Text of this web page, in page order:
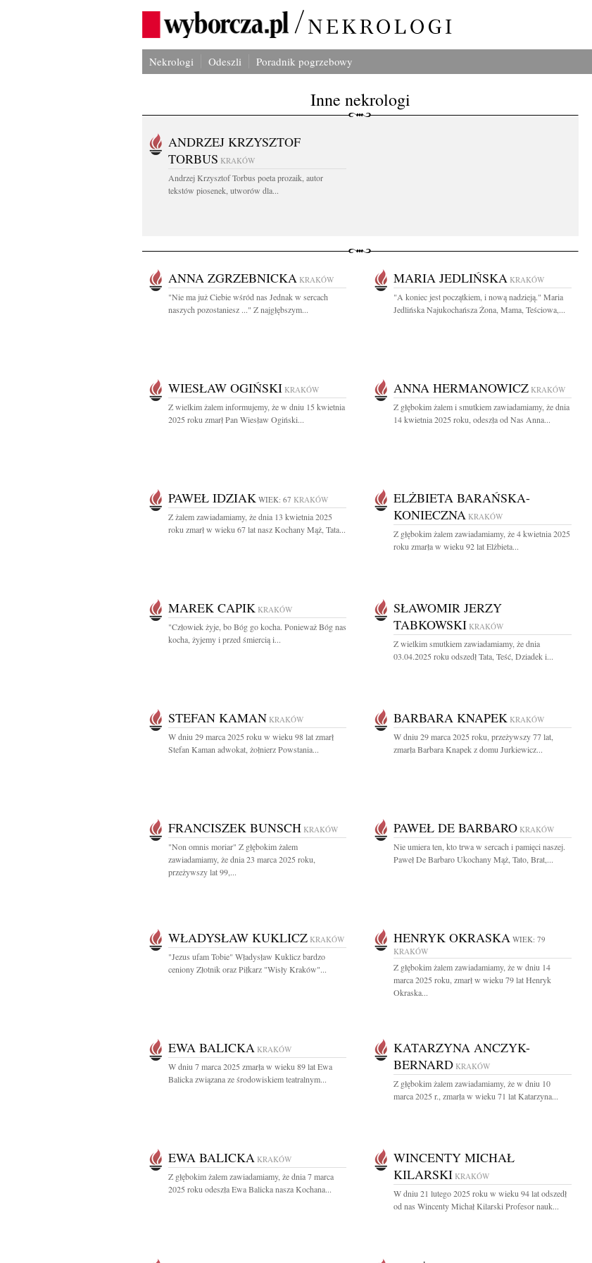
Nekrologi Odeszli Poradnik pogrzebowy
Inne nekrologi
ANDRZEJ KRZYSZTOF
TORBUS KRAKÓW
Andrzej Krzysztof Torbus poeta prozaik, autor
tekstów piosenek, utworów dla...
ANNA ZGRZEBNICKA KRAKÓW
"Nie ma już Ciebie wśród nas Jednak w sercach
naszych pozostaniesz ..." Z najgłębszym...
MARIA JEDLIŃSKA KRAKÓW
"A koniec jest początkiem, i nową nadzieją." Maria
Jedlińska Najukochańsza Żona, Mama, Teściowa,...
WIESŁAW OGIŃSKI KRAKÓW
Z wielkim żalem informujemy, że w dniu 15 kwietnia
2025 roku zmarł Pan Wiesław Ogiński...
ANNA HERMANOWICZ KRAKÓW
Z głębokim żalem i smutkiem zawiadamiamy, że dnia
14 kwietnia 2025 roku, odeszła od Nas Anna...
PAWEŁ IDZIAK WIEK: 67 KRAKÓW
Z żalem zawiadamiamy, że dnia 13 kwietnia 2025
roku zmarł w wieku 67 lat nasz Kochany Mąż, Tata...
ELŻBIETA BARAŃSKA-
KONIECZNA KRAKÓW
Z głębokim żalem zawiadamiamy, że 4 kwietnia 2025
roku zmarła w wieku 92 lat Elżbieta...
MAREK CAPIK KRAKÓW
"Człowiek żyje, bo Bóg go kocha. Ponieważ Bóg nas
kocha, żyjemy i przed śmiercią i...
SŁAWOMIR JERZY
TABKOWSKI KRAKÓW
Z wielkim smutkiem zawiadamiamy, że dnia
03.04.2025 roku odszedł Tata, Teść, Dziadek i...
STEFAN KAMAN KRAKÓW
W dniu 29 marca 2025 roku w wieku 98 lat zmarł
Stefan Kaman adwokat, żołnierz Powstania...
BARBARA KNAPEK KRAKÓW
W dniu 29 marca 2025 roku, przeżywszy 77 lat,
zmarła Barbara Knapek z domu Jurkiewicz...
FRANCISZEK BUNSCH KRAKÓW
"Non omnis moriar" Z głębokim żalem
zawiadamiamy, że dnia 23 marca 2025 roku,
przeżywszy lat 99,...
PAWEŁ DE BARBARO KRAKÓW
Nie umiera ten, kto trwa w sercach i pamięci naszej.
Paweł De Barbaro Ukochany Mąż, Tato, Brat,...
WŁADYSŁAW KUKLICZ KRAKÓW
"Jezus ufam Tobie" Władysław Kuklicz bardzo
ceniony Złotnik oraz Piłkarz "Wisły Kraków"...
HENRYK OKRASKA WIEK: 79
KRAKÓW
Z głębokim żalem zawiadamiamy, że w dniu 14
marca 2025 roku, zmarł w wieku 79 lat Henryk
Okraska...
EWA BALICKA KRAKÓW
W dniu 7 marca 2025 zmarła w wieku 89 lat Ewa
Balicka związana ze środowiskiem teatralnym...
KATARZYNA ANCZYK-
BERNARD KRAKÓW
Z głębokim żalem zawiadamiamy, że w dniu 10
marca 2025 r., zmarła w wieku 71 lat Katarzyna...
EWA BALICKA KRAKÓW
Z głębokim żalem zawiadamiamy, że dnia 7 marca
2025 roku odeszła Ewa Balicka nasza Kochana...
WINCENTY MICHAŁ
KILARSKI KRAKÓW
W dniu 21 lutego 2025 roku w wieku 94 lat odszedł
od nas Wincenty Michał Kilarski Profesor nauk...